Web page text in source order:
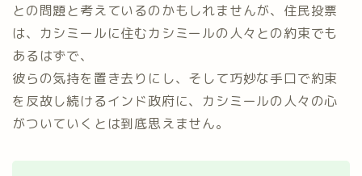
との問題と考えているのかもしれませんが、住民投票
は、カシミールに住むカシミールの人々との約束でも
あるはずで、
彼らの気持を置き去りにし、そして巧妙な手口で約束
を反故し続けるインド政府に、カシミールの人々の心
がついていくとは到底思えません。